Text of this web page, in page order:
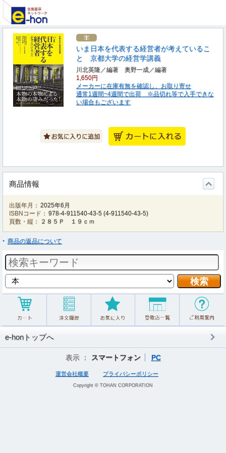
いま日本を代表する経営者が考えているこ
と 京都大学の経営学講義
川北英隆／編著 奥野一成／編著
1,650円
メーカーに在庫有無を確認し、お取り寄せ
通常1週間~4週間で出荷 ※品切れ等で入手できな
い場合もございます
商品情報
出版年月： 2025年6月
ISBNコード： 978-4-911540-43-5 (4-911540-43-5)
頁数・縦：
２８５Ｐ １９ｃｍ
商品の返品について
e-honトップへ
表示 ： スマートフォン PC
運営会社概要 プライバシーポリシー
Copyright © TOHAN CORPORATION